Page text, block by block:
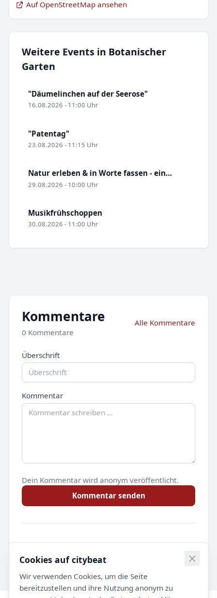
Auf OpenStreetMap ansehen
Weitere Events in Botanischer
Garten
"Däumelinchen auf der Seerose"
16.08.2026 - 11:00 Uhr
"Patentag"
23.08.2026 - 11:15 Uhr
Natur erleben & in Worte fassen - ein…
29.08.2026 - 10:00 Uhr
Musikfrühschoppen
30.08.2026 - 11:00 Uhr
Kommentare
0 Kommentare
Alle Kommentare
Überschrift
Kommentar
Dein Kommentar wird anonym veröffentlicht.
Kommentar senden
Noch keine Kommentare.
Cookies auf citybeat
Wir verwenden Cookies, um die Seite
bereitzustellen und ihre Nutzung anonym zu